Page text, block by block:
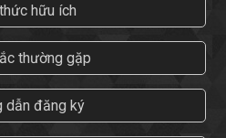
hữu ích
thường gặp
dẫn đăng ký